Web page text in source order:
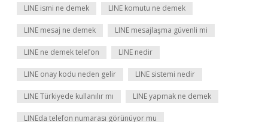
LINE ismi ne demek LINE komutu ne demek
LINE mesaj ne demek LINE mesajlaşma güvenli mi
LINE ne demek telefon LINE nedir
LINE onay kodu neden gelir LINE sistemi nedir
LINE Türkiyede kullanılır mı LINE yapmak ne demek
LINEda telefon numarası görünüyor mu